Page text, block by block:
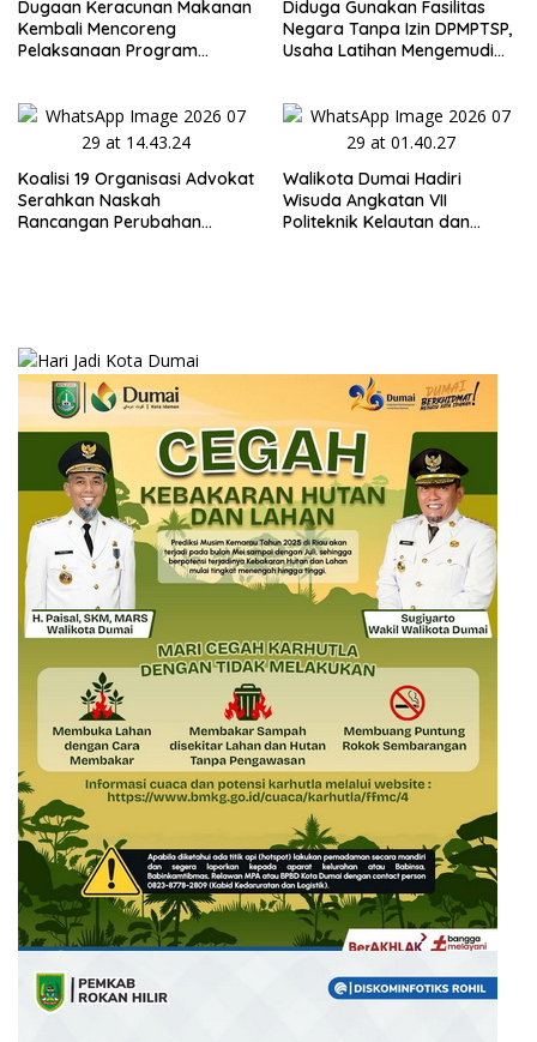
Dugaan Keracunan Makanan
Kembali Mencoreng
Pelaksanaan Program
Bersama Kota Dumai
Diduga Gunakan Fasilitas
Negara Tanpa Izin DPMPTSP,
Usaha Latihan Mengemudi
Koalisi 19 Organisasi Advokat
Serahkan Naskah
Rancangan Perubahan
Walikota Dumai Hadiri
Wisuda Angkatan VII
Politeknik Kelautan dan